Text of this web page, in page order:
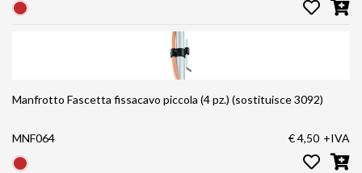
Manfrotto Fascetta fissacavo piccola (4 pz.) (sostituisce 3092)
MNF064 € 4,50 +IVA